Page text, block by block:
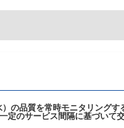
の品質を常時モニタリング
定のサービス間隔に基づいて